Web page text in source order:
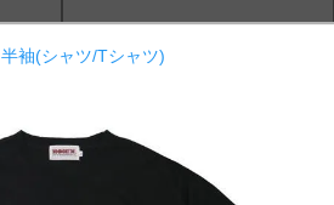
半袖(シャツ/Tシャツ)